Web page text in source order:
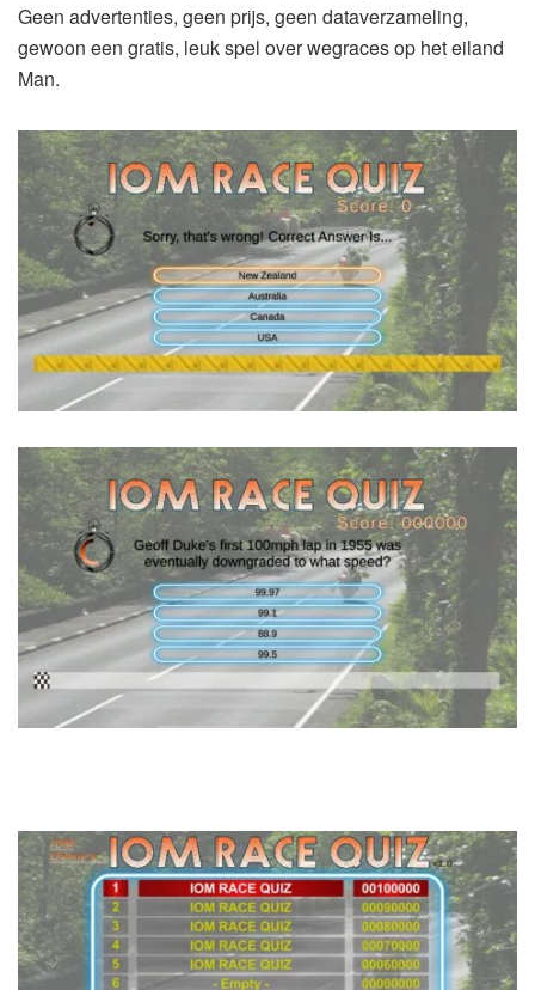
Geen advertenties, geen prijs, geen dataverzameling,
gewoon een gratis, leuk spel over wegraces op het eiland
Man.